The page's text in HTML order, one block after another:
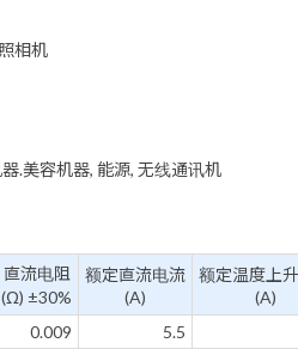
相机
.美容机器, 能源, 无线通讯机
直流电阻
(Ω) ±30%
额定直流电流
(A)
额定温度上
(A)
0.009
5.5